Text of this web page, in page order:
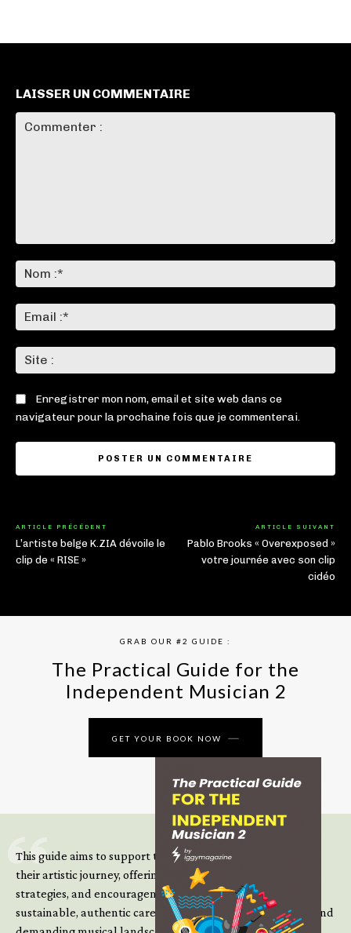
LAISSER UN COMMENTAIRE
:*
:*
:
Enregistrer mon nom, email et site web dans ce
navigateur pour la prochaine fois que je commenterai.
ARTICLE PRÉCÉDENT
L’artiste belge K.ZIA dévoile le
clip de « RISE »
ARTICLE SUIVANT
Pablo Brooks « Overexposed »
votre journée avec son clip
cidéo
GRAB OUR #2 GUIDE :
The Practical Guide for the
Independent Musician 2
GET YOUR BOOK NOW
This guide aims to support those climbing the next steps of
their artistic journey, offering practical insight, updated
strategies, and encouragement to continue building
sustainable, authentic careers in an increasingly complex and